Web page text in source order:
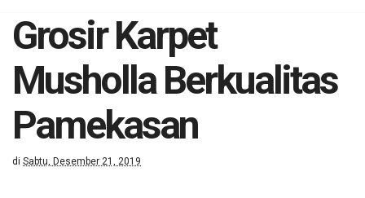
Grosir Karpet
Musholla Berkualitas
Pamekasan
di Sabtu, Desember 21, 2019